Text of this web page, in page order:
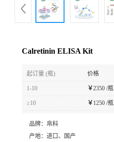
Calretinin ELISA Kit
起订量 (瓶) 价格
1-10 ￥2350 /瓶
≥10 ￥ 1250 /瓶
品牌： 帛科
产地： 进口、国产